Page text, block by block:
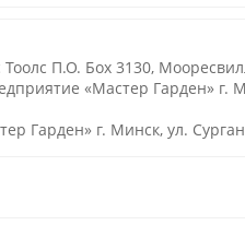
Тоолс П.О. Боx 3130,
«Мастер Гарден» г.
Гарден» г. Минск, ул.